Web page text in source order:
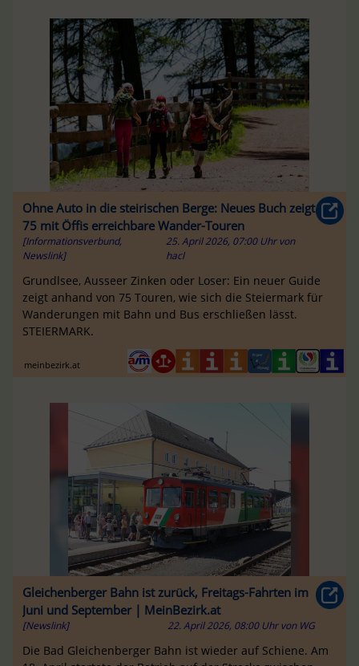
Ohne Auto in die steirischen Berge: Neues Buch zeigt
75 mit Öffis erreichbare Wander-Touren
[Informationsverbund,
Newslink]
25. April 2026, 07:00 Uhr von
hacl
Grundlsee, Ausseer Zinken oder Loser: Ein neuer Guide
zeigt anhand von 75 Touren, wie sich die Steiermark für
Wanderungen mit Bahn und Bus erschließen lässt.
STEIERMARK.
meinbezirk.at
Gleichenberger Bahn ist zurück, Freitags-Fahrten im
Juni und September | MeinBezirk.at
[Newslink] 22. April 2026, 08:00 Uhr von WG
Die Bad Gleichenberger Bahn ist wieder auf Schiene. Am